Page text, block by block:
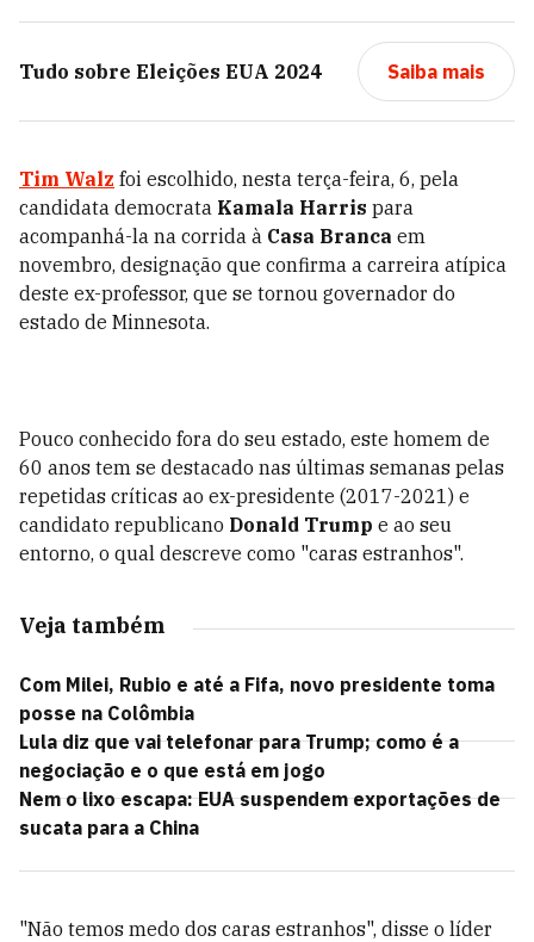
Tudo sobre Eleições EUA 2024 Saiba mais
Tim Walz foi escolhido, nesta terça-feira, 6, pela
candidata democrata Kamala Harris para
acompanhá-la na corrida à Casa Branca em
novembro, designação que confirma a carreira atípica
deste ex-professor, que se tornou governador do
estado de Minnesota.
Pouco conhecido fora do seu estado, este homem de
60 anos tem se destacado nas últimas semanas pelas
repetidas críticas ao ex-presidente (2017-2021) e
candidato republicano Donald Trump e ao seu
entorno, o qual descreve como "caras estranhos".
Veja também
Com Milei, Rubio e até a Fifa, novo presidente toma
posse na Colômbia
Lula diz que vai telefonar para Trump; como é a
negociação e o que está em jogo
Nem o lixo escapa: EUA suspendem exportações de
sucata para a China
"Não temos medo dos caras estranhos", disse o líder